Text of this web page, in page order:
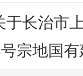
于长治市
宗地国有